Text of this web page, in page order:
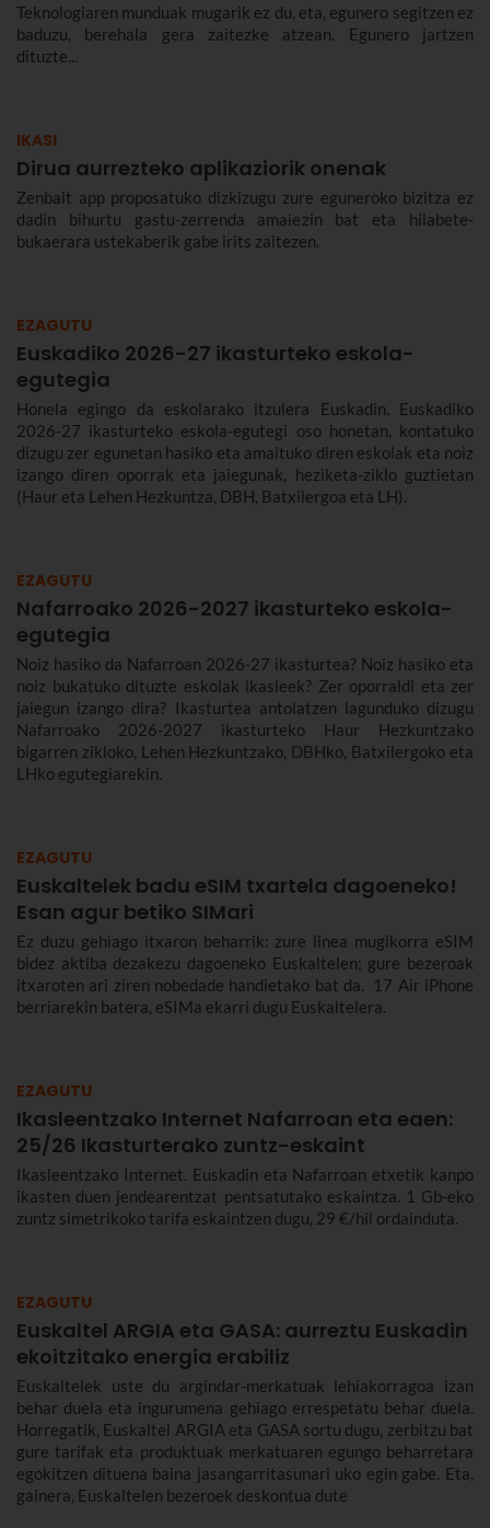
Teknologiaren munduak mugarik ez du, eta, egunero segitzen ez
baduzu, berehala gera zaitezke atzean. Egunero jartzen
dituzte...
IKASI
Dirua aurrezteko aplikaziorik onenak
Zenbait app proposatuko dizkizugu zure eguneroko bizitza ez
dadin bihurtu gastu-zerrenda amaiezin bat eta hilabete-
bukaerara ustekaberik gabe irits zaitezen.
EZAGUTU
Euskadiko 2026-27 ikasturteko eskola-
egutegia
Honela egingo da eskolarako itzulera Euskadin. Euskadiko
2026-27 ikasturteko eskola-egutegi oso honetan, kontatuko
dizugu zer egunetan hasiko eta amaituko diren eskolak eta noiz
izango diren oporrak eta jaiegunak, heziketa-ziklo guztietan
(Haur eta Lehen Hezkuntza, DBH, Batxilergoa eta LH).
EZAGUTU
Nafarroako 2026-2027 ikasturteko eskola-
egutegia
Noiz hasiko da Nafarroan 2026-27 ikasturtea? Noiz hasiko eta
noiz bukatuko dituzte eskolak ikasleek? Zer oporraldi eta zer
jaiegun izango dira? Ikasturtea antolatzen lagunduko dizugu
Nafarroako 2026-2027 ikasturteko Haur Hezkuntzako
bigarren zikloko, Lehen Hezkuntzako, DBHko, Batxilergoko eta
LHko egutegiarekin.
EZAGUTU
Euskaltelek badu eSIM txartela dagoeneko!
Esan agur betiko SIMari
Ez duzu gehiago itxaron beharrik: zure linea mugikorra eSIM
bidez aktiba dezakezu dagoeneko Euskaltelen; gure bezeroak
itxaroten ari ziren nobedade handietako bat da. 17 Air iPhone
berriarekin batera, eSIMa ekarri dugu Euskaltelera.
EZAGUTU
Ikasleentzako Internet Nafarroan eta eaen:
25/26 Ikasturterako zuntz-eskaint
Ikasleentzako Internet. Euskadin eta Nafarroan etxetik kanpo
ikasten duen jendearentzat pentsatutako eskaintza. 1 Gb-eko
zuntz simetrikoko tarifa eskaintzen dugu, 29 €/hil ordainduta.
EZAGUTU
Euskaltel ARGIA eta GASA: aurreztu Euskadin
ekoitzitako energia erabiliz
Euskaltelek uste du argindar-merkatuak lehiakorragoa izan
behar duela eta ingurumena gehiago errespetatu behar duela.
Horregatik, Euskaltel ARGIA eta GASA sortu dugu, zerbitzu bat
gure tarifak eta produktuak merkatuaren egungo beharretara
egokitzen dituena baina jasangarritasunari uko egin gabe. Eta,
gainera, Euskaltelen bezeroek deskontua dute